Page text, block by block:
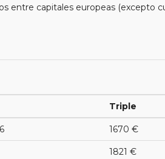
entre capitales europeas (excepto
Triple
1670 €
1821 €